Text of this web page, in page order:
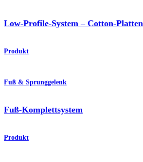
Low-Profile-System – Cotton-Platten
Produkt
Fuß & Sprunggelenk
Fuß-Komplettsystem
Produkt